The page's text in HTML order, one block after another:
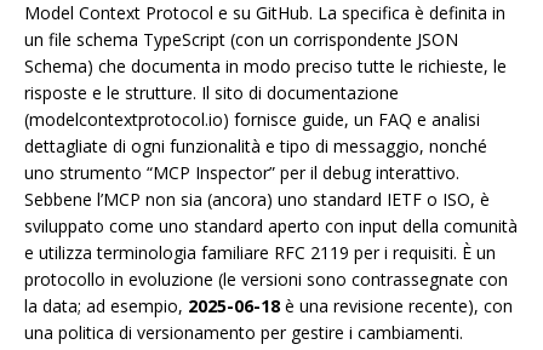
Model Context Protocol e su GitHub. La specifica è definita in
un file schema TypeScript (con un corrispondente JSON
Schema) che documenta in modo preciso tutte le richieste, le
risposte e le strutture. Il sito di documentazione
(modelcontextprotocol.io) fornisce guide, un FAQ e analisi
dettagliate di ogni funzionalità e tipo di messaggio, nonché
uno strumento “MCP Inspector” per il debug interattivo.
Sebbene l’MCP non sia (ancora) uno standard IETF o ISO, è
sviluppato come uno standard aperto con input della comunità
e utilizza terminologia familiare RFC 2119 per i requisiti. È un
protocollo in evoluzione (le versioni sono contrassegnate con
la data; ad esempio, 2025-06-18 è una revisione recente), con
una politica di versionamento per gestire i cambiamenti.